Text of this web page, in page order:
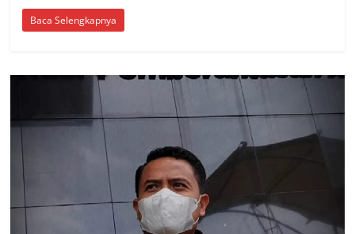
Baca Selengkapnya